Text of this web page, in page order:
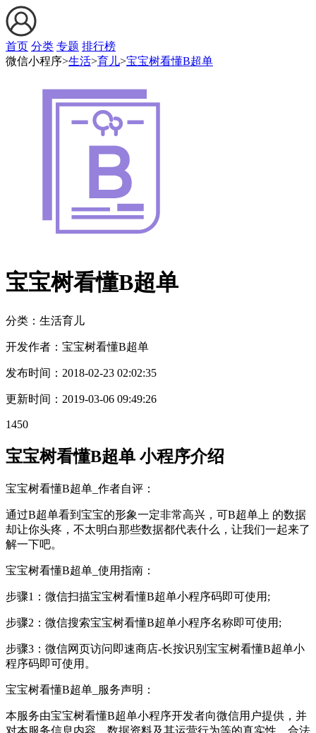
首页 分类 专题 排行榜
微信小程序>生活>育儿>宝宝树看懂B超单
宝宝树看懂B超单
分类：生活育儿
开发作者： 宝宝树看懂B超单
发布时间： 2018-02-23 02:02:35
更新时间： 2019-03-06 09:49:26
1450
宝宝树看懂B超单 小程序介绍
宝宝树看懂B超单_作者自评：
通过B超单看到宝宝的形象一定非常高兴，可B超单上 的数据
却让你头疼，不太明白那些数据都代表什么，让我们一起来了
解一下吧。
宝宝树看懂B超单_使用指南：
步骤1：微信扫描宝宝树看懂B超单小程序码即可使用;
步骤2：微信搜索宝宝树看懂B超单小程序名称即可使用;
步骤3：微信网页访问即速商店-长按识别宝宝树看懂B超单小
程序码即可使用。
宝宝树看懂B超单_服务声明：
本服务由宝宝树看懂B超单小程序开发者向微信用户提供，并
对本服务信息内容、数据资料及其运营行为等的真实性、合法